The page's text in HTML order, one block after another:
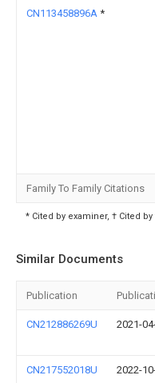
CN113458896A *
Family To Family Citations
* Cited by examiner, † Cited
Similar Documents
Publication
CN212886269U 2021-
CN217552018U 2022-